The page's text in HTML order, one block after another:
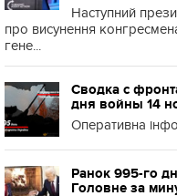
Наступний
про висунення
гене...
Сводка с
дня войны 14
Оперативна
Ранок 995-го
Головне за